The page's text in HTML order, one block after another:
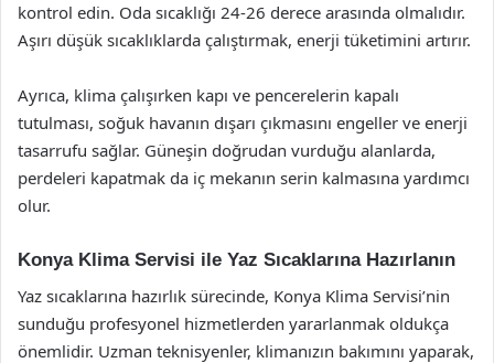
kontrol edin. Oda sıcaklığı 24-26 derece arasında olmalıdır.
Aşırı düşük sıcaklıklarda çalıştırmak, enerji tüketimini artırır.
Ayrıca, klima çalışırken kapı ve pencerelerin kapalı
tutulması, soğuk havanın dışarı çıkmasını engeller ve enerji
tasarrufu sağlar. Güneşin doğrudan vurduğu alanlarda,
perdeleri kapatmak da iç mekanın serin kalmasına yardımcı
olur.
Konya Klima Servisi ile Yaz Sıcaklarına Hazırlanın
Yaz sıcaklarına hazırlık sürecinde, Konya Klima Servisi’nin
sunduğu profesyonel hizmetlerden yararlanmak oldukça
önemlidir. Uzman teknisyenler, klimanızın bakımını yaparak,